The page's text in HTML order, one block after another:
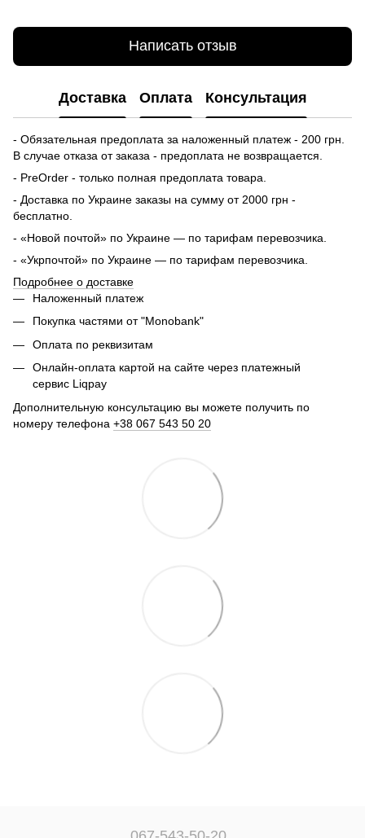
Написать отзыв
Доставка Оплата Консультация
- Обязательная предоплата за наложенный платеж - 200 грн.
В случае отказа от заказа - предоплата не возвращается.
- PreOrder - только полная предоплата товара.
- Доставка по Украине заказы на сумму от 2000 грн -
бесплатно.
- «Новой почтой» по Украине — по тарифам перевозчика.
- «Укрпочтой» по Украине — по тарифам перевозчика.
Подробнее о доставке
Наложенный платеж
Покупка частями от "Monobank"
Оплата по реквизитам
Онлайн-оплата картой на сайте через платежный
сервис Liqpay
Дополнительную консультацию вы можете получить по
номеру телефона +38 067 543 50 20